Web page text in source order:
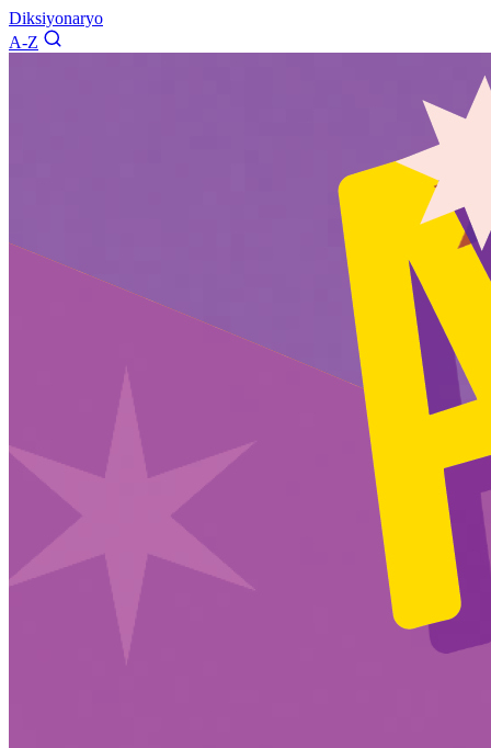
Diksiyonaryo
A-Z